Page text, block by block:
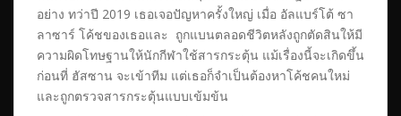
อย่าง ทว่าปี 2019 เธอเจอปัญหาครั้งใหญ่ เมื่อ อัลแบร์โต้ ซา
ลาซาร์ โค้ชของเธอและ ถูกแบนตลอดชีวิตหลังถูกตัดสินให้มี
ความผิดโทษฐานให้นักกีฬาใช้สารกระตุ้น แม้เรื่องนี้จะเกิดขึ้น
ก่อนที่ ฮัสซาน จะเข้าทีม แต่เธอก็จำเป็นต้องหาโค้ชคนใหม่
และถูกตรวจสารกระตุ้นแบบเข้มข้น